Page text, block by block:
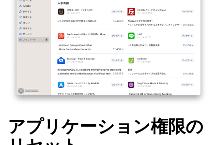
アプリケーション権限の